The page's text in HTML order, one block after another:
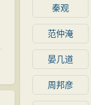
秦观
范仲淹
晏几道
周邦彦